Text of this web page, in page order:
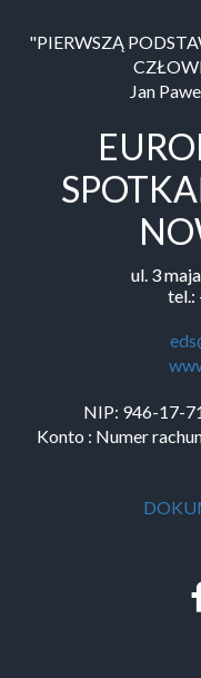
"PIERWSZĄ
Jan
ul. 3
tel.:
NIP: 946-17-
Konto : Numer